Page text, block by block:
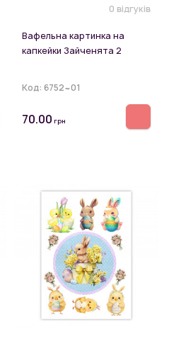
0 відгуків
Вафельна картинка на
капкейки Зайченята 2
Код: 6752~01
70.00 грн